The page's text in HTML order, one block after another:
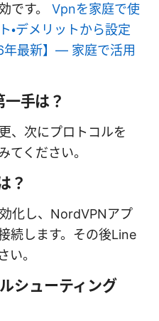
です。 Vpnを家庭で使
・デメリットから設定
年最新】— 家庭で活用
手は？
、次にプロトコルを
てください。
？
化し、NordVPNアプ
続します。その後Line
い。
シューティング